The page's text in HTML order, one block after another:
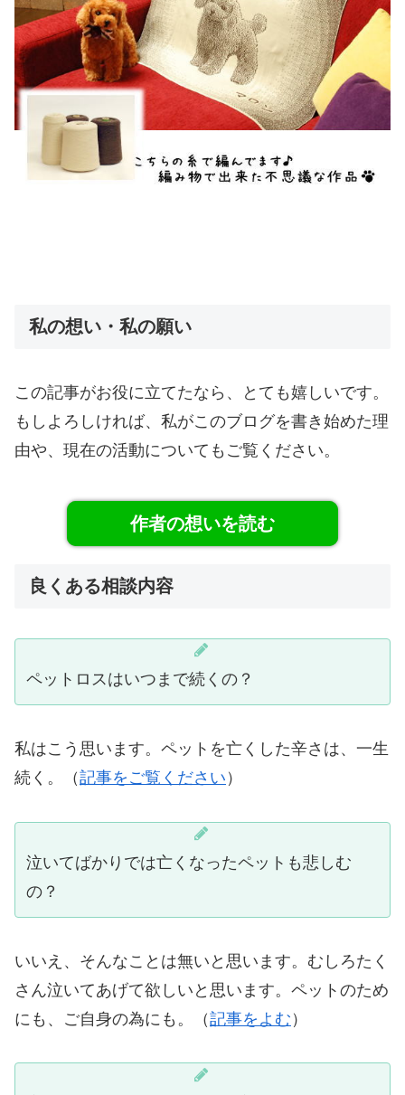
私の想い・私の願い
この記事がお役に立てたなら、とても嬉しいです。
もしよろしければ、私がこのブログを書き始めた理
由や、現在の活動についてもご覧ください。
作者の想いを読む
良くある相談内容
ペットロスはいつまで続くの？
私はこう思います。ペットを亡くした辛さは、一生
続く。（記事をご覧ください ）
泣いてばかりでは亡くなったペットも悲しむ
の？
いいえ、そんなことは無いと思います。むしろたく
さん泣いてあげて欲しいと思います。ペットのため
にも、ご自身の為にも。（記事をよむ ）